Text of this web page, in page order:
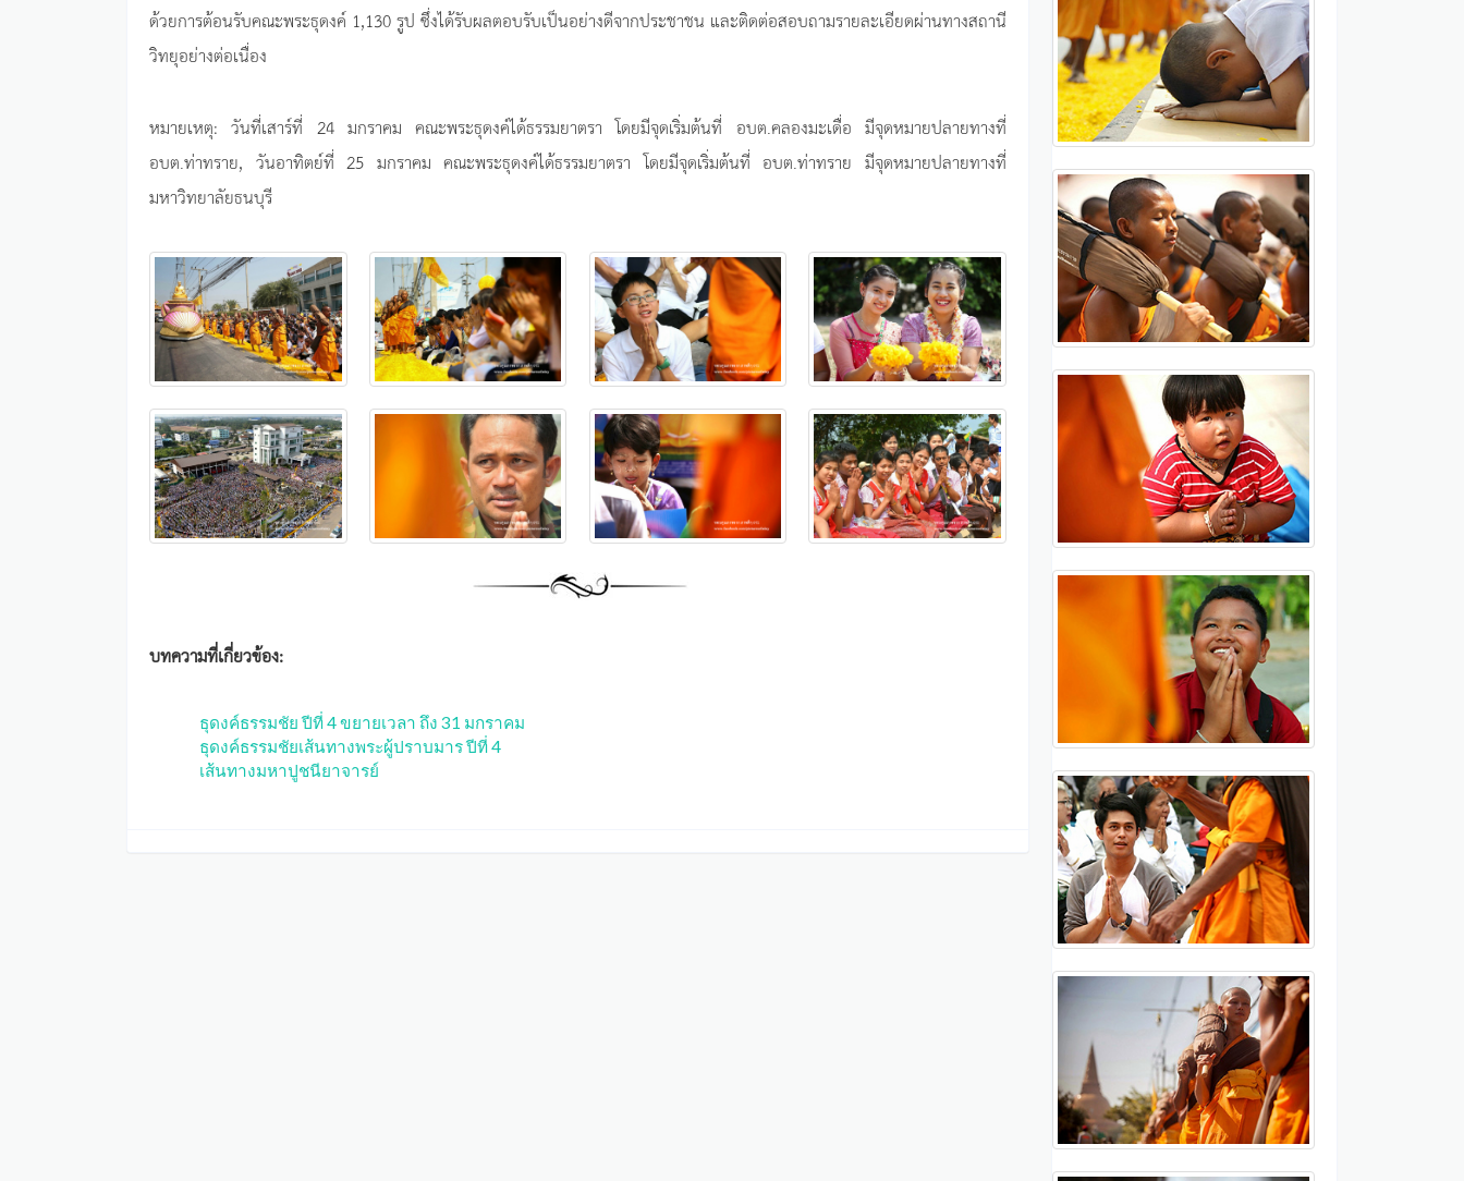
ด้วยการต้อนรับคณะพระธุดงค์ 1,130 รูป ซึ่งได้รับผลตอบรับเป็นอย่างดีจากประชาชน และติดต่อสอบถามรายละเอียดผ่านทางสถานี
วิทยุอย่างต่อเนื่อง
หมายเหตุ: วันที่เสาร์ที่ 24 มกราคม คณะพระธุดงค์ได้ธรรมยาตรา โดยมีจุดเริ่มต้นที่ อบต.คลองมะเดื่อ มีจุดหมายปลายทางที่
อบต.ท่าทราย, วันอาทิตย์ที่ 25 มกราคม คณะพระธุดงค์ได้ธรรมยาตรา โดยมีจุดเริ่มต้นที่ อบต.ท่าทราย มีจุดหมายปลายทางที่
มหาวิทยาลัยธนบุรี
บทความที่เกี่ยวข้อง:
ธุดงค์ธรรมชัย ปีที่ 4 ขยายเวลา ถึง 31 มกราคม
ธุดงค์ธรรมชัยเส้นทางพระผู้ปราบมาร ปีที่ 4
เส้นทางมหาปูชนียาจารย์